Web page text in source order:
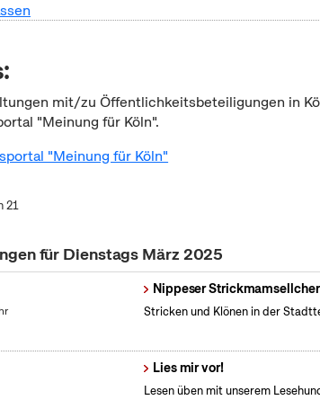
mit/zu Öffentlichkeitsbeteiligungen in
"Meinung für Köln".
"Meinung für Köln"
21
für Dienstags März 2025
Nippeser Strickmamsellcher
Stricken und Klönen in der
Lies mir vor!
Lesen üben mit unserem